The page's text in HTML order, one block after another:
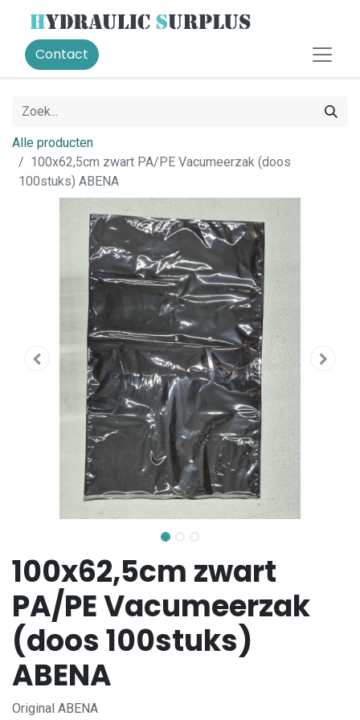
Contact
Alle producten
100x62,5cm zwart PA/PE Vacumeerzak (doos
100stuks) ABENA
100x62,5cm zwart
PA/PE Vacumeerzak
(doos 100stuks)
ABENA
Original ABENA